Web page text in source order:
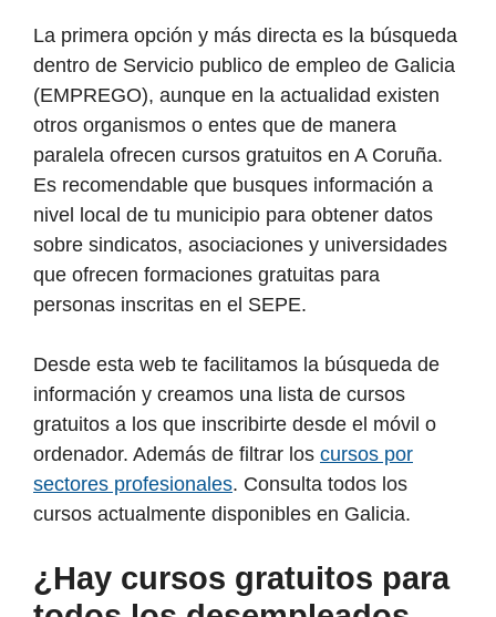
La primera opción y más directa es la búsqueda
dentro de Servicio publico de empleo de Galicia
(EMPREGO), aunque en la actualidad existen
otros organismos o entes que de manera
paralela ofrecen cursos gratuitos en A Coruña.
Es recomendable que busques información a
nivel local de tu municipio para obtener datos
sobre sindicatos, asociaciones y universidades
que ofrecen formaciones gratuitas para
personas inscritas en el SEPE.
Desde esta web te facilitamos la búsqueda de
información y creamos una lista de cursos
gratuitos a los que inscribirte desde el móvil o
ordenador. Además de filtrar los cursos por
sectores profesionales. Consulta todos los
cursos actualmente disponibles en Galicia.
¿Hay cursos gratuitos para